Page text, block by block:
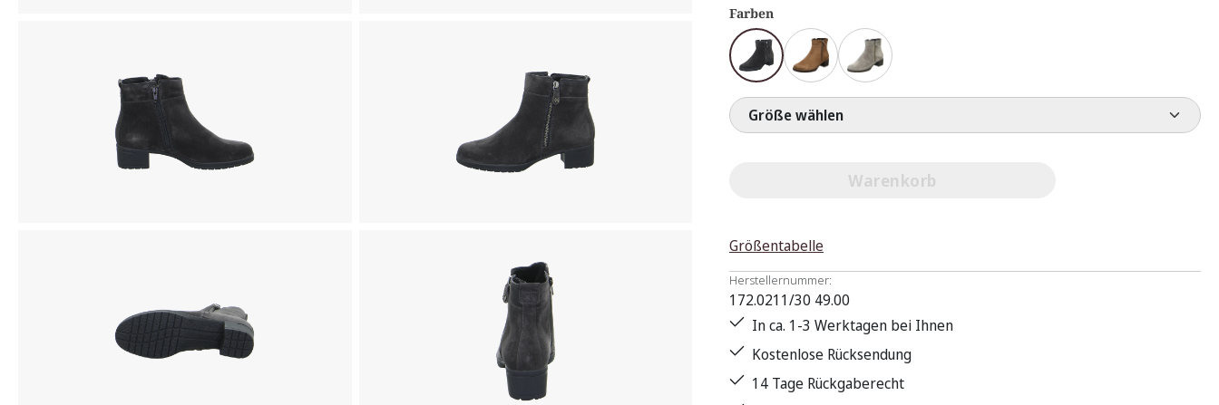
Farben
Größe wählen
Warenkorb
Größentabelle
Herstellernummer:
172.0211/30 49.00
In ca. 1-3 Werktagen bei Ihnen
Kostenlose Rücksendung
14 Tage Rückgaberecht